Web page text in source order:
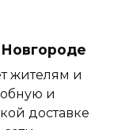
жителям и
и
доставке